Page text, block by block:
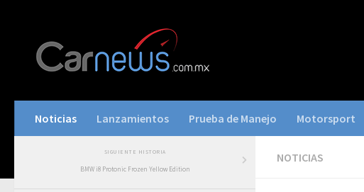
Noticias Lanzamientos Prueba de Manejo Motorsport
NOTICIAS
SIGUIENTE HISTORIA
BMW i8 Protonic Frozen Yellow Edition